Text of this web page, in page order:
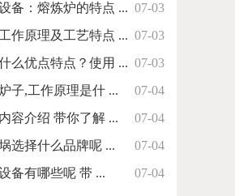
07-03
备：熔炼炉的特点 ...
07-03
作原理及工艺特点 ...
07-03
么优点特点？使用 ...
07-04
子,工作原理是什 ...
07-04
容介绍 带你了解 ...
07-04
选择什么品牌呢 ...
07-04
备有哪些呢 带 ...